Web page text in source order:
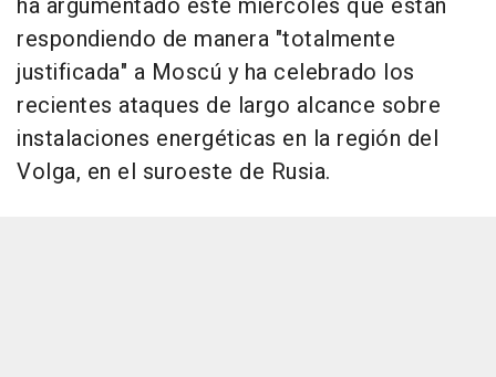
ha argumentado este miércoles que están
respondiendo de manera "totalmente
justificada" a Moscú y ha celebrado los
recientes ataques de largo alcance sobre
instalaciones energéticas en la región del
Volga, en el suroeste de Rusia.